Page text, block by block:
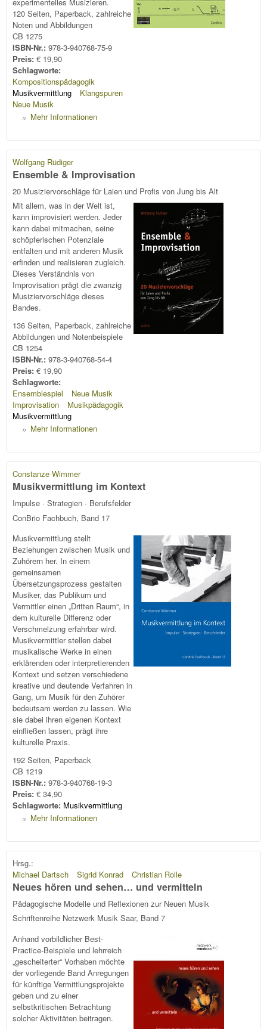
120 Seiten, Paperback, zahlreiche
Noten und Abbildungen
CB 1275
ISBN-Nr.: 978-3-940768-75-9
Preis: € 19,90
Schlagworte:
Kompositionspädagogik
Musikvermittlung
Klangspuren
Neue Musik
Mehr Informationen
Wolfgang Rüdiger
Ensemble & Improvisation
20 Musiziervorschläge für Laien und Profis von Jung bis Alt
Mit allem, was in der Welt ist,
kann improvisiert werden. Jeder
kann dabei mitmachen, seine
schöpferischen Potenziale
entfalten und mit anderen Musik
erfinden und realisieren zugleich.
Dieses Verständnis von
Improvisation prägt die zwanzig
Musiziervorschläge dieses
Bandes.
136 Seiten, Paperback, zahlreiche
Abbildungen und Notenbeispiele
CB 1254
ISBN-Nr.: 978-3-940768-54-4
Preis: € 19,90
Schlagworte:
Ensemblespiel
Neue Musik
Improvisation
Musikpädagogik
Musikvermittlung
Mehr Informationen
Constanze Wimmer
Musikvermittlung im Kontext
Impulse · Strategien · Berufsfelder
ConBrio Fachbuch, Band 17
Musikvermittlung stellt
Beziehungen zwischen Musik und
Zuhörern her. In einem
gemeinsamen
Übersetzungsprozess gestalten
Musiker, das Publikum und
Vermittler einen „Dritten Raum“, in
dem kulturelle Differenz oder
Verschmelzung erfahrbar wird.
Musikvermittler stellen dabei
musikalische Werke in einen
erklärenden oder interpretierenden
Kontext und setzen verschiedene
kreative und deutende Verfahren in
Gang, um Musik für den Zuhörer
bedeutsam werden zu lassen. Wie
sie dabei ihren eigenen Kontext
einfließen lassen, prägt ihre
kulturelle Praxis.
192 Seiten, Paperback
CB 1219
ISBN-Nr.: 978-3-940768-19-3
Preis: € 34,90
Schlagworte: Musikvermittlung
Mehr Informationen
Hrsg.:
Michael Dartsch
Sigrid Konrad Christian Rolle
Neues hören und sehen… und vermitteln
Pädagogische Modelle und Reflexionen zur Neuen Musik
Schriftenreihe Netzwerk Musik Saar, Band 7
Anhand vorbildlicher Best-
Practice-Beispiele und lehrreich
„gescheiterter“ Vorhaben möchte
der vorliegende Band Anregungen
für künftige Vermittlungsprojekte
geben und zu einer
selbstkritischen Betrachtung
solcher Aktivitäten beitragen.